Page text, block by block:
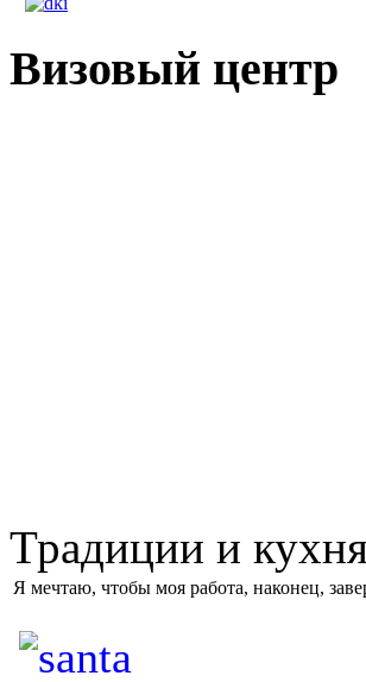
Визовый центр
Традиции и
Я мечтаю, чтобы моя работа, наконец,